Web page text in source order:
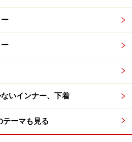
商品特徴は
、キレイにバストメイクできる
すぐれた着用感
びきにくい
いインナー、下着
テーマも見る